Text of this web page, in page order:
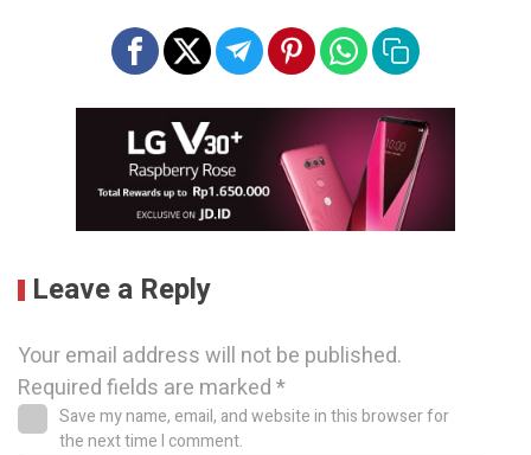
Leave a Reply
Your email address will not be published.
Required fields are marked*
Save my name, email, and website in this browser for
the next time I comment.